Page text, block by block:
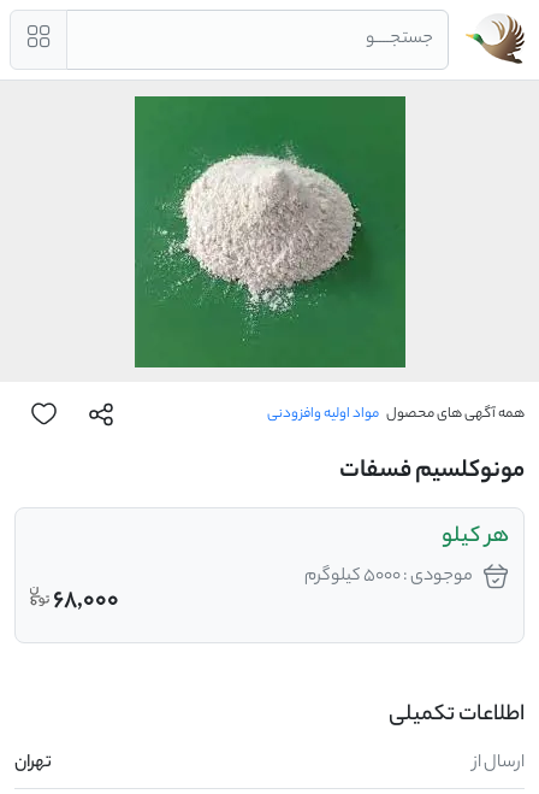
جستجــــو
همه آگهی های محصول مواد اولیه وافزودنی
مونوکلسیم فسفات
هر کیلو
موجودی : 5000 کیلوگرم
68,000
اطلاعات تکمیلی
ارسال از تهران